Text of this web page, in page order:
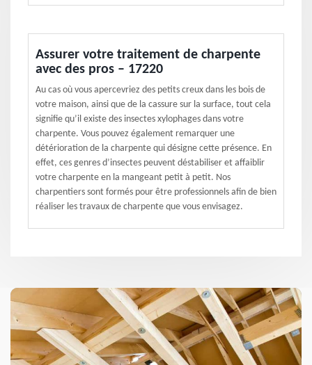
Assurer votre traitement de charpente
avec des pros – 17220
Au cas où vous apercevriez des petits creux dans les bois de
votre maison, ainsi que de la cassure sur la surface, tout cela
signifie qu’il existe des insectes xylophages dans votre
charpente. Vous pouvez également remarquer une
détérioration de la charpente qui désigne cette présence. En
effet, ces genres d’insectes peuvent déstabiliser et affaiblir
votre charpente en la mangeant petit à petit. Nos
charpentiers sont formés pour être professionnels afin de bien
réaliser les travaux de charpente que vous envisagez.